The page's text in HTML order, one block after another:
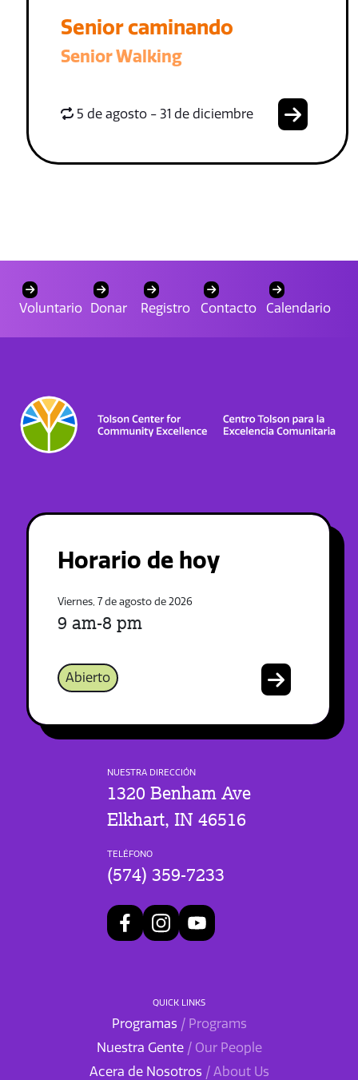
Senior caminando
Senior Walking
5 de agosto - 31 de diciembre
Voluntario Donar Registro Contacto Calendario
Horario de hoy
Viernes, 7 de agosto de 2026
9 am-8 pm
Abierto
NUESTRA DIRECCIÓN
1320 Benham Ave
Elkhart, IN 46516
TELÉFONO
(574) 359-7233
QUICK LINKS
Programas / Programs
Nuestra Gente / Our People
Acera de Nosotros / About Us